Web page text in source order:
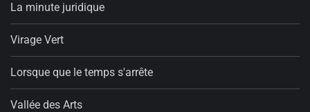
La minute juridique
Virage Vert
Lorsque que le temps s'arrête
Vallée des Arts